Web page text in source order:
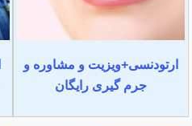
ارتودنسی+ویزیت و مشاوره و
جرم گیری رایگان